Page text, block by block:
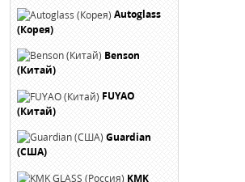
Autoglass
(Корея)
Benson
(Китай)
FUYAO
(Китай)
Guardian
(США)
KMK